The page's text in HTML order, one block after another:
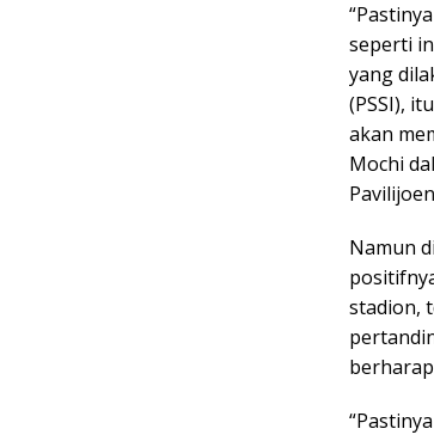
seperti
yang
(PSSI),
akan
Mochi
Namun
stadion,